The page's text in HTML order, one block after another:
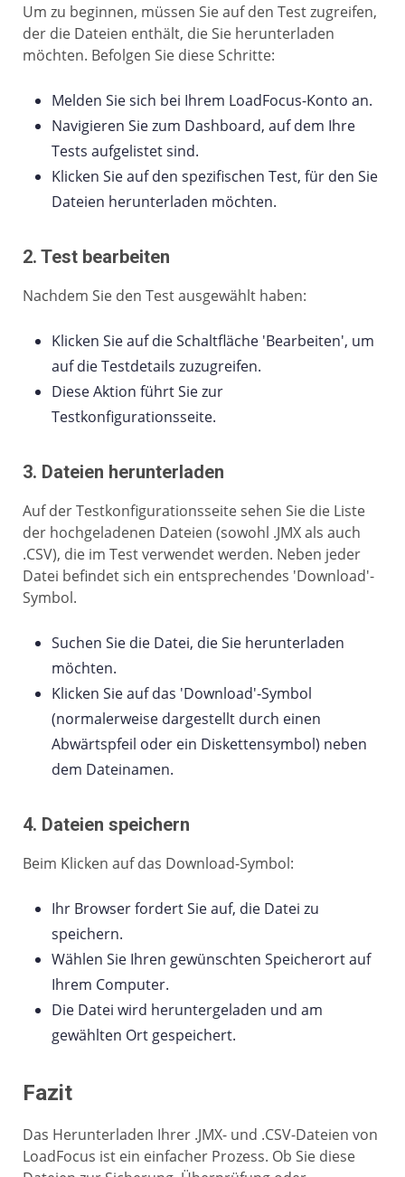
Um zu beginnen, müssen Sie auf den Test zugreifen,
der die Dateien enthält, die Sie herunterladen
möchten. Befolgen Sie diese Schritte:
Melden Sie sich bei Ihrem LoadFocus-Konto an.
Navigieren Sie zum Dashboard, auf dem Ihre
Tests aufgelistet sind.
Klicken Sie auf den spezifischen Test, für den Sie
Dateien herunterladen möchten.
2. Test bearbeiten
Nachdem Sie den Test ausgewählt haben:
Klicken Sie auf die Schaltfläche 'Bearbeiten', um
auf die Testdetails zuzugreifen.
Diese Aktion führt Sie zur
Testkonfigurationsseite.
3. Dateien herunterladen
Auf der Testkonfigurationsseite sehen Sie die Liste
der hochgeladenen Dateien (sowohl .JMX als auch
.CSV), die im Test verwendet werden. Neben jeder
Datei befindet sich ein entsprechendes 'Download'-
Symbol.
Suchen Sie die Datei, die Sie herunterladen
möchten.
Klicken Sie auf das 'Download'-Symbol
(normalerweise dargestellt durch einen
Abwärtspfeil oder ein Diskettensymbol) neben
dem Dateinamen.
4. Dateien speichern
Beim Klicken auf das Download-Symbol:
Ihr Browser fordert Sie auf, die Datei zu
speichern.
Wählen Sie Ihren gewünschten Speicherort auf
Ihrem Computer.
Die Datei wird heruntergeladen und am
gewählten Ort gespeichert.
Fazit
Das Herunterladen Ihrer .JMX- und .CSV-Dateien von
LoadFocus ist ein einfacher Prozess. Ob Sie diese